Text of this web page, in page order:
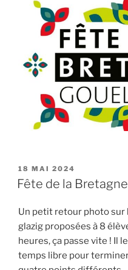
PUBLIÉ
LE
18 MAI 2024
Fête de la
Un petit retour photo sur
glazig proposées à 8
heures, ça passe vite ! Il
temps libre pour